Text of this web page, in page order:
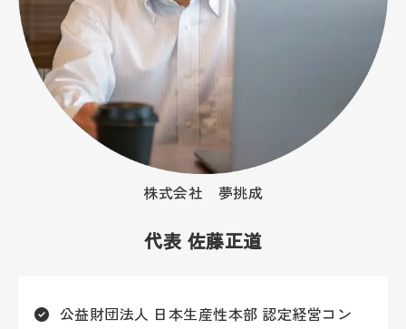
株式会社 夢挑成
代表 佐藤正道
公益財団法人 日本生産性本部 認定経営コン